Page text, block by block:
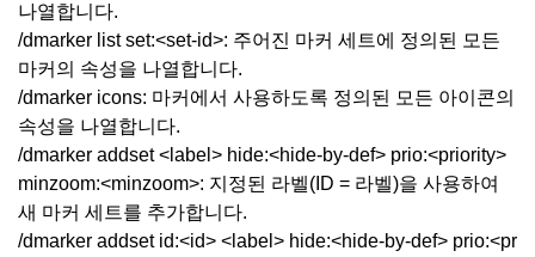
나열합니다.
/dmarker list set:<set-id>: 주어진 마커 세트에 정의된 모든
마커의 속성을 나열합니다.
/dmarker icons: 마커에서 사용하도록 정의된 모든 아이콘의
속성을 나열합니다.
/dmarker addset <label> hide:<hide-by-def> prio:<priority>
minzoom:<minzoom>: 지정된 라벨(ID = 라벨)을 사용하여
새 마커 세트를 추가합니다.
/dmarker addset id:<id> <label> hide:<hide-by-def> prio:<pr